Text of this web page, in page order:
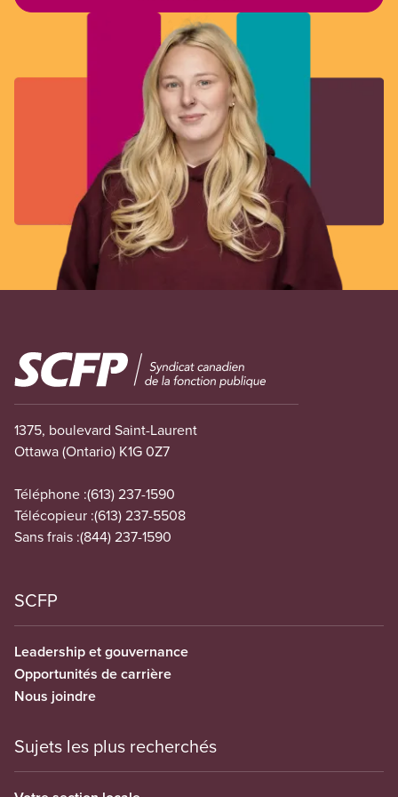
Image
1375, boulevard Saint-Laurent
Ottawa (Ontario) K1G 0Z7
Téléphone :(613) 237-1590
Télécopieur :(613) 237-5508
Sans frais :(844) 237-1590
SCFP
Leadership et gouvernance
Opportunités de carrière
Nous joindre
Sujets les plus recherchés